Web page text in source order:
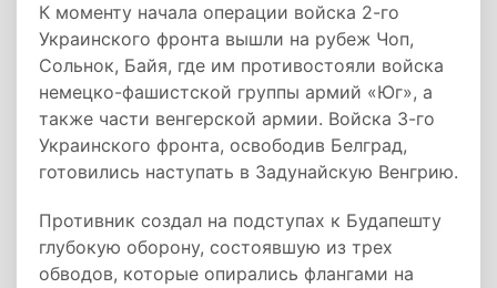
К моменту начала операции войска 2-го
Украинского фронта вышли на рубеж Чоп,
Сольнок, Байя, где им противостояли войска
немецко-фашистской группы армий «Юг», а
также части венгерской армии. Войска 3-го
Украинского фронта, освободив Белград,
готовились наступать в Задунайскую Венгрию.
Противник создал на подступах к Будапешту
глубокую оборону, состоявшую из трех
обводов, которые опирались флангами на